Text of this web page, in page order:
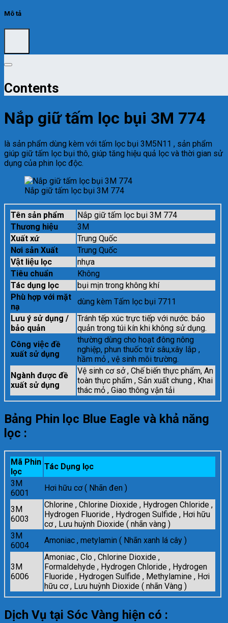
Mô tả
Contents
Nắp giữ tấm lọc bụi 3M 774
là sản phẩm dùng kèm với tấm lọc bụi 3M5N11 , sản phẩm
giúp giữ tấm lọc bụi thô, giúp tăng hiệu quả lọc và thời gian sử
dụng của phin lọc độc.
Nắp giữ tấm lọc bụi 3M 774
Tên sản phẩm
Nắp giữ tấm lọc bụi 3M 774
Thương hiệu
3M
Xuất xứ
Trung Quốc
Nơi sản Xuất
Trung Quốc
Vật liệu lọc
nhựa
Tiêu chuẩn
Không
Tác dụng lọc
bụi mịn trong không khí
Phù hợp với mặt
nạ
dùng kèm Tấm lọc bụi 7711
Lưu ý sử dụng /
bảo quản
Tránh tếp xúc trực tiếp với nước. bảo
quản trong túi kín khi không sử dụng.
Công việc đề
xuất sử dụng
thường dùng cho hoạt đông nông
nghiệp, phun thuốc trừ sâu,xây lắp ,
hầm mỏ , vệ sinh môi trường.
Ngành được đề
xuất sử dụng
Vệ sinh cơ sở , Chế biến thực phẩm, An
toàn thực phẩm , Sản xuất chung , Khai
thác mỏ , Giao thông vận tải
Bảng Phin lọc Blue Eagle và khả năng
lọc :
Mã Phin
lọc
Tác Dụng lọc
3M
6001
Hơi hữu cơ ( Nhãn đen )
3M
6003
Chlorine , Chlorine Dioxide , Hydrogen Chloride ,
Hydrogen Fluoride , Hydrogen Sulfide , Hơi hữu
cơ , Lưu huỳnh Dioxide ( nhãn vàng )
3M
6004
Amoniac , metylamin ( Nhãn xanh lá cây )
3M
6006
Amoniac , Clo , Chlorine Dioxide ,
Formaldehyde , Hydrogen Chloride , Hydrogen
Fluoride , Hydrogen Sulfide , Methylamine , Hơi
hữu cơ , Lưu huỳnh Dioxide ( nhãn Vàng )
Dịch Vụ tại Sóc Vàng hiện có :